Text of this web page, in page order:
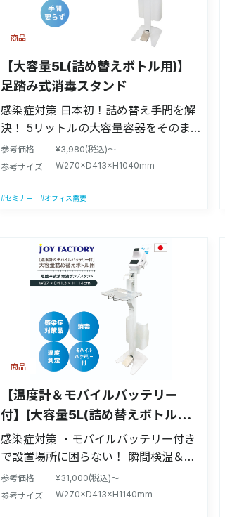
約4.5kg 【材質】スチール製(ペダルの
みステンレス) 【製造国】日本製 【付
属品】本体(×１)、POPシルク印刷看板
(×１)、ポンプ固定用マジックテープ(×
１)、組立用工具、ペダル用足型シール
パネル固定用マジックテープ(×２) ※本
製品に薬液及びポンプは付属しませ
ん。 ※製品の改良により、予告なく変
更する場合があります。 注意事項：モ
える場合がございます。
【大容量5L(詰め替えボトル用)】
足踏み式消毒スタンド
感染症対策 日本初！詰め替え手間を解
決！ 5リットルの大容量容器をそのまま
使えるので、詰め替えの手間が激減し
ます！ 足踏みペダルを踏むだけでポン
ます。 【意匠登録】第1688143号(D-
量容器(詰め替えボトル)に対応しており
ます。 【商品サイズ】幅27cm×奥行
41.3cm×高さ104cm 【商品重量】約
7.5kg(アルコールは含まない) 【材質】
スチール製(ペダル：ステンレス) 【製
造国】日本製 【付属品】本体1個、POP
シルク印刷看板、組立用工具、ペダル
用シール ※本製品に薬液及びポンプは
付属しません。 ※製品の改良により、
予告なく変更する場合があります。 注
異なって見える場合がございます。
【本製品に適合する、アルコールボト
ルの一覧】 ご参考までにご覧くださ
い。 ★推奨適合商品 ・『アルコールク
参考価格
¥3,980(税込)～
参考サイズ
W270×D413×H1040mm
商品
#セミナー #オフィス需要
【温度計＆モバイルバッテリー
付】[大容量5L(詰め替えボトル用)]
足踏み式消毒スタンド
感染症対策 ・モバイルバッテリー付き
で設置場所に困らない！ 瞬間検温＆消
毒で徹底対策！ ・【適合ボトルサイ
ズ】5リットルの大容量容器(詰め替え
参考価格
¥31,000(税込)～
参考サイズ
W270×D413×H1140mm
商品